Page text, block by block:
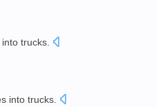
into trucks
into trucks